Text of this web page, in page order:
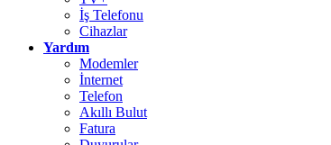
İş Telefonu
Cihazlar
Yardım
Modemler
İnternet
Telefon
Akıllı Bulut
Fatura